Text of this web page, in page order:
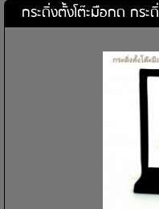
กระดิ่งตั้งโต๊ะมือกด กระ